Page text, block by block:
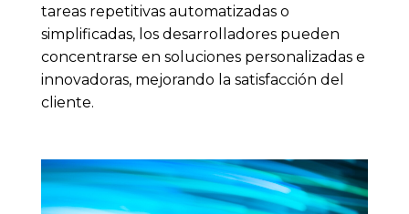
tareas repetitivas automatizadas o
simplificadas, los desarrolladores pueden
concentrarse en soluciones personalizadas e
innovadoras, mejorando la satisfacción del
cliente.